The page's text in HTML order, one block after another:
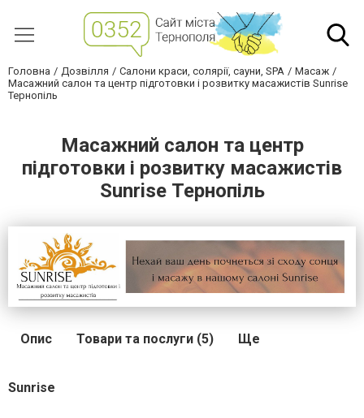
Головна Дозвілля Салони краси, солярії, сауни, SPA
Масаж
Масажний салон та центр підготовки і розвитку масажистів Sunrise
Тернопіль
Масажний салон та центр
підготовки і розвитку масажистів
Sunrise Тернопіль
Опис Товари та послуги (5) Ще
Sunrise